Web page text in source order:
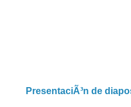
PresentaciÃ³n de